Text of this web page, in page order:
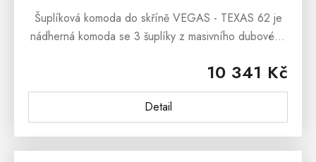
10 341 Kč
Detail
Šuplíková komoda do skříně VEGAS - TEXAS 62 je
nádherná komoda se 3 šuplíky z masivního dubového
ve skříních z kolekce...